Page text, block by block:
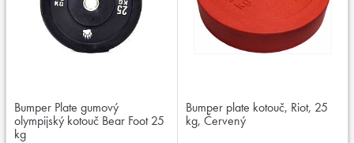
Bumper Plate gumový
olympijský kotouč Bear Foot 25
kg
Bumper plate kotouč, Riot, 25
kg, Červený